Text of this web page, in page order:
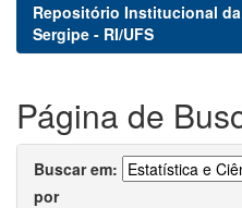
Repositório Institucional
Sergipe - RI/UFS
Página de
Buscar em:
por